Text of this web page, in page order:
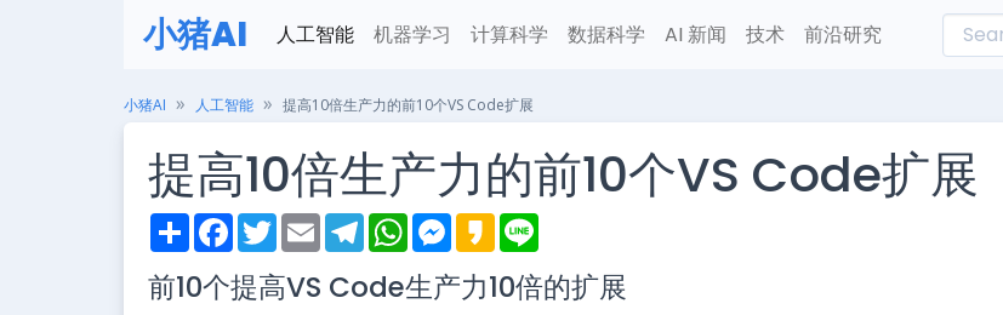
小猪AI 人工智能 机器学习 计算科学 数据科学 AI 新闻 技术 前沿研究
小猪AI 人工智能 提高10倍生产力的前10个VS Code扩展
提高10倍生产力的前10个VS Code扩展
S
h
r
e
F
a
e
b
T
w
t
t
E
m
T
e
e
g
W
h
t
s
M
e
s
K
a
a
o
e
前10个提高VS Code生产力10倍的扩展